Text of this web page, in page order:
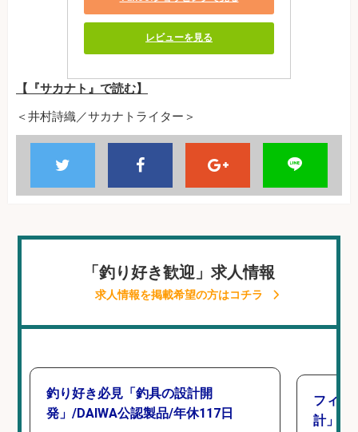
レビューを見る
【『サカナト』で読む】
＜井村詩織／サカナトライター＞
「釣り好き歓迎」求人情報
求人情報を掲載希望の方はコチラ
釣り好き必見「釣具の設計開
発」/DAIWA公認製品/年休117日
フィッ
計」